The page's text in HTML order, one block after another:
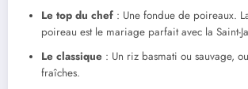
Le top du chef : Une fondue de poireaux.
poireau est le mariage parfait avec la Saint-
Le classique : Un riz basmati ou sauvage,
fraîches.